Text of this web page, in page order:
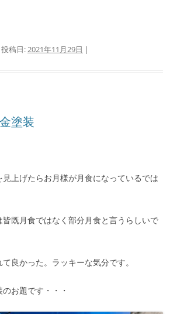
稿日:2021年11月29日 |
塗装
上げたらお月様が月食になっているでは
既月食ではなく部分月食と言うらしいで
良かった。ラッキーな気分です。
お題です・・・